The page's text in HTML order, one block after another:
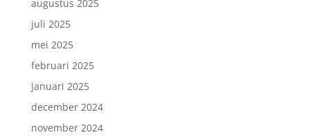
augustus 2025
juli 2025
mei 2025
februari 2025
januari 2025
december 2024
november 2024